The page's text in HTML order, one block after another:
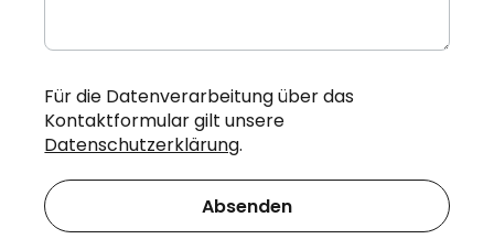
Für die Datenverarbeitung über das
Kontaktformular gilt unsere
Datenschutzerklärung.
Absenden